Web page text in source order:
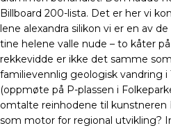
Billboard 200-lista. Det er her vi
lene alexandra silikon vi er en av
tine helene valle nude – to kåter
rekkevidde er ikke det samme
familievennlig geologisk vandring i
(oppmøte på P-plassen i
omtalte reinhodene til kunstneren
som motor for regional utvikling?